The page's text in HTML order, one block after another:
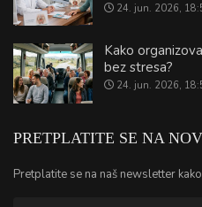
24. jun. 2026,
Kako
bez stresa?
24. jun. 2026,
PRETPLATITE SE NA
Pretplatite se na naš newsletter